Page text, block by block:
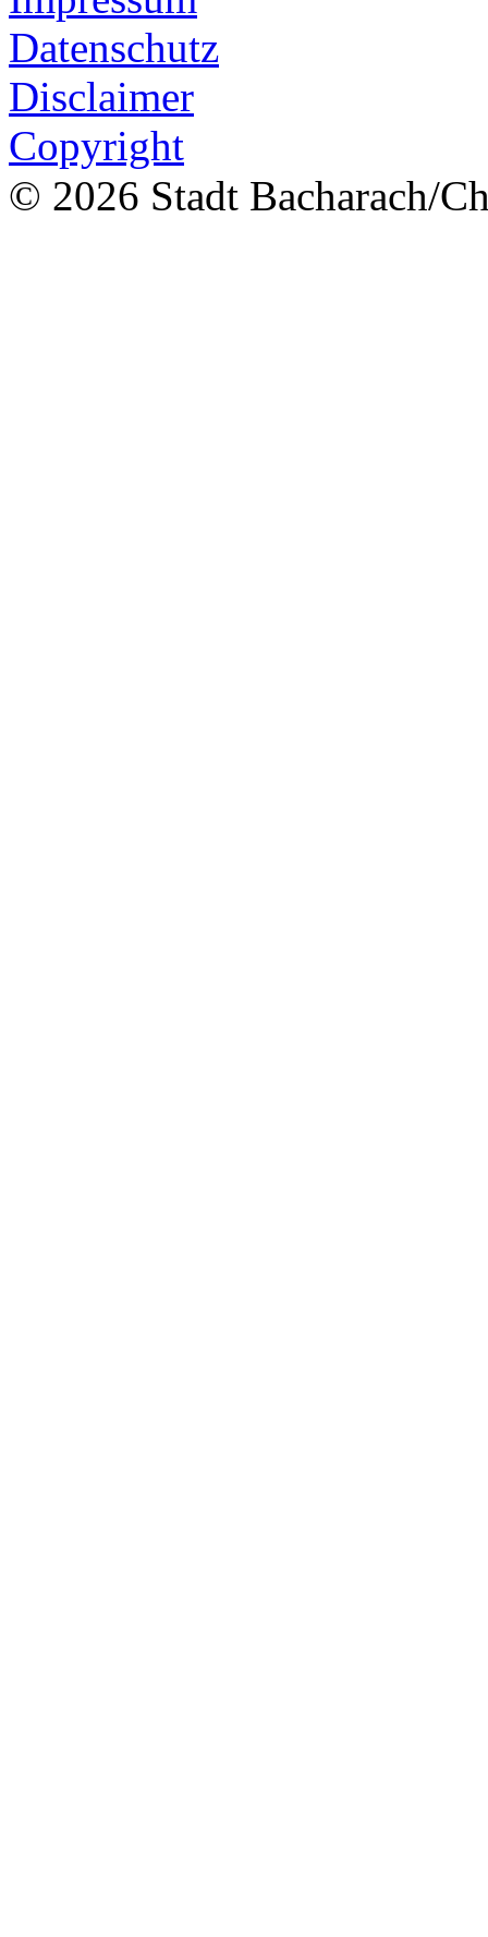
Datenschutz
Disclaimer
Copyright
© 2026 Stadt Bacharach/